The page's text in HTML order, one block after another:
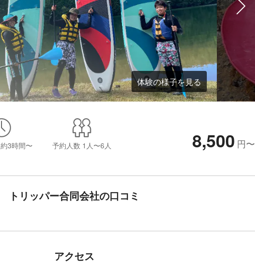
体験の様子を見る
約3時間〜 予約人数 1人〜6人 8,500 円〜
トリッパー合同会社の口コミ
アクセス